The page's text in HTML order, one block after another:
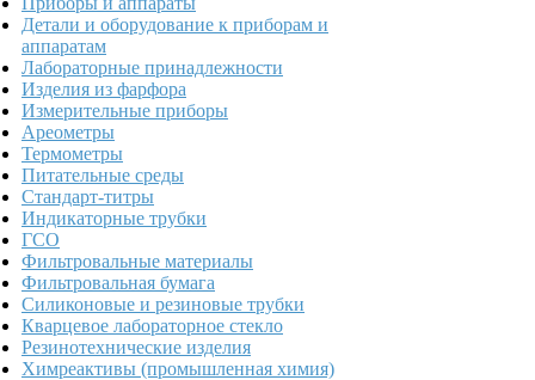
Детали и оборудование к приборам и
аппаратам
Лабораторные принадлежности
Изделия из фарфора
Измерительные приборы
Ареометры
Термометры
Питательные среды
Стандарт-титры
Индикаторные трубки
ГСО
Фильтровальные материалы
Фильтровальная бумага
Силиконовые и резиновые трубки
Кварцевое лабораторное стекло
Резинотехнические изделия
Химреактивы (промышленная химия)